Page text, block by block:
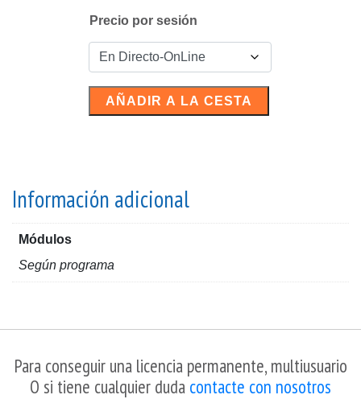
Precio por sesión
Sesión
PRIVADA
cantidad
AÑADIR A LA CESTA
Información adicional
Módulos
Según programa
Para conseguir una licencia permanente, multiusuario
O si tiene cualquier duda contacte con nosotros